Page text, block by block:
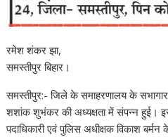
रमेश शंकर झा,
समस्तीपुर बिहार।
समस्तीपुर:- जिले के समाहरणालय के सभागार
शशांक शुभंकर की अध्यक्षता में संपन्न हुई।
पदाधिकारी एवं पुलिस अधीक्षक विकाश बर्मन के